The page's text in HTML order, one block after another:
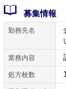
募集情報
勤務先名
業務内容
処方枚数